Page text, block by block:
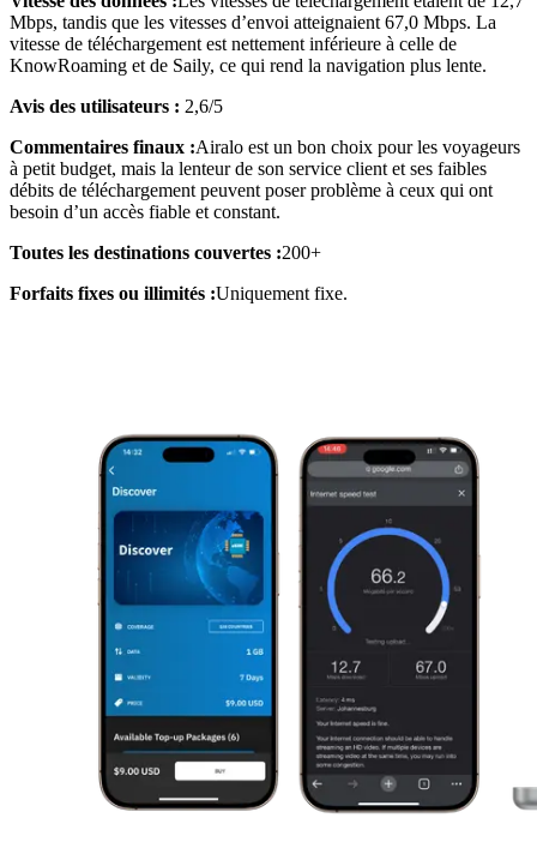
Mbps, tandis que les vitesses d’envoi atteignaient 67,0 Mbps. La
vitesse de téléchargement est nettement inférieure à celle de
KnowRoaming et de Saily, ce qui rend la navigation plus lente.
Avis des utilisateurs : 2,6/5
Commentaires finaux :Airalo est un bon choix pour les voyageurs
à petit budget, mais la lenteur de son service client et ses faibles
débits de téléchargement peuvent poser problème à ceux qui ont
besoin d’un accès fiable et constant.
Toutes les destinations couvertes :200+
Forfaits fixes ou illimités :Uniquement fixe.